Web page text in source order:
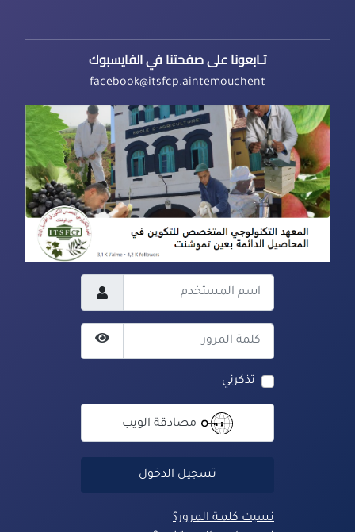
تـابعونا على صفحتنا في الفايسبوك
facebook@itsfcp.aintemouchent
اسم المستخدم
كلمة المرور
عرض كلمة المرور
تذكرني
تسجيل الدخول
نسيت كلمـة المرور؟